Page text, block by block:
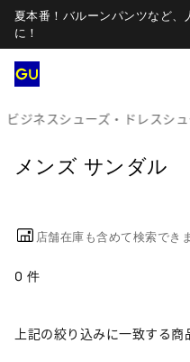
夏本番！バルーンパンツなど、
に！
ビジネスシューズ・ドレスシ
メンズ サンダル
店舗在庫も含めて検索でき
0 件
上記の絞り込みに一致する商